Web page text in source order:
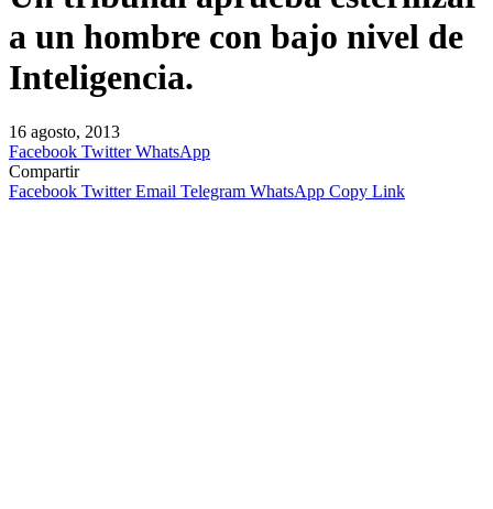
a un hombre con bajo nivel de
Inteligencia.
16 agosto, 2013
Facebook Twitter WhatsApp
Compartir
Facebook Twitter Email Telegram WhatsApp Copy Link